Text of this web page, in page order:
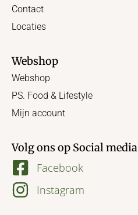
Contact
Locaties
Webshop
Webshop
PS. Food & Lifestyle
Mijn account
Volg ons op Social media
Facebook
Instagram